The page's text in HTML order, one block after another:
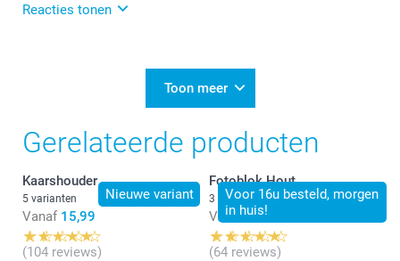
Vriendelijke groet!
Reacties tonen
over het bestelde kussen. Geniet er van!
Nathalie @smartphoto
Toon meer
Gerelateerde producten
Nieuwe variant
Kaarshouder
5 varianten
Vanaf 15,99
(104 reviews)
Voor 16u besteld, morgen
in huis!
Fotoblok Hout
3 varianten
Vanaf 28,99
(64 reviews)